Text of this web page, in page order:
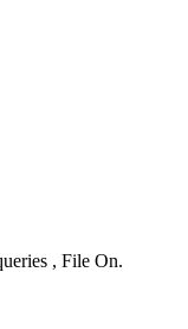
, File On.